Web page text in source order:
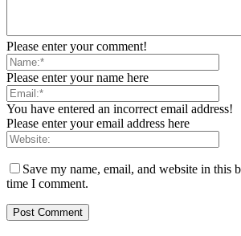
Please enter your comment!
Please enter your name here
You have entered an incorrect email address!
Please enter your email address here
Save my name, email, and website in this
time I comment.